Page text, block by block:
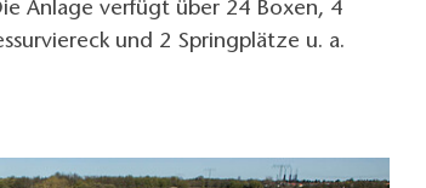
Anlage verfügt über 24 Boxen, 4
und 2 Springplätze u. a.